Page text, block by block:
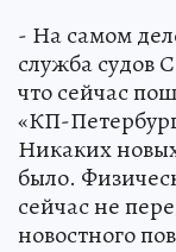
- На самом
служба судов
что сейчас
«КП-
Никаких
было.
сейчас не
новостного